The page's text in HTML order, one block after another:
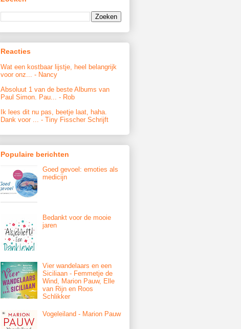
Reacties
Wat een kostbaar lijstje, heel belangrijk
voor onz...
- Nancy
Absoluut 1 van de beste Albums van
Paul Simon. Pau...
- Rob
Ik lees dit nu pas, beetje laat, haha.
Dank voor ...
- Tiny Fisscher Schrijft
Populaire berichten
Goed gevoel: emoties als
medicijn
Bedankt voor de mooie
jaren
Vier wandelaars en een
Siciliaan - Femmetje de
Wind, Marion Pauw, Elle
van Rijn en Roos
Schlikker
Vogeleiland - Marion Pauw